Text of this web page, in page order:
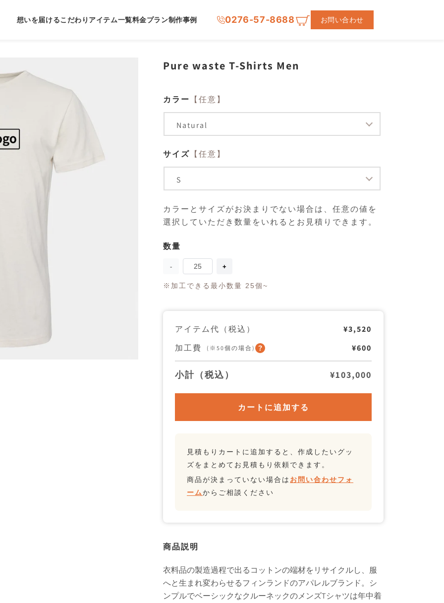
想いを届けるこだわり アイテム一覧料金プラン制作事例 0276-57-8688 お問い合わせ
Pure waste T-Shirts Men
カラー 【任意】
サイズ 【任意】
カラーとサイズがお決まりでない場合は、任意の値を
選択していただき数量をいれるとお見積りできます。
数
数量
Pure
waste
T-
Shirts
量
を
減
ら
す
Pure
T-
Shirts
量
を
や
す
※加工できる最小数量 25個~
アイテム代（税込）
¥3,520
加工費
(※50個の場合) ¥600
小計（税込） ¥103,000
カートに追加する
見積もりカートに追加すると、作成したいグッ
ズをまとめてお見積もり依頼できます。
商品が決まっていない場合は お問い合わせフォ
ームからご相談ください
商品説明
衣料品の製造過程で出るコットンの端材をリサイクルし、服
へと生まれ変わらせるフィンランドのアパレルブランド。シ
ンプルでベーシックなクルーネックのメンズTシャツは年中着